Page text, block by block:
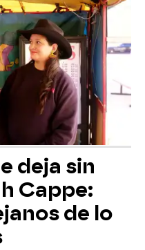
deja sin
Cappe:
de lo